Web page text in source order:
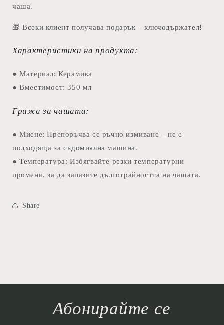
чаша.
🎁 Всеки клиент получава подарък – ключодържател!
Характеристики на продукта:
● Материал: Керамика
● Вместимост: 350 мл
Грижа за чашата:
● Миене: Препоръчва се ръчно измиване – не е
подходяща за съдомиялна машина.
● Температура: Избягвайте резки температурни
промени, за да запазите дълготрайността на чашата.
Share
Абонирайте се